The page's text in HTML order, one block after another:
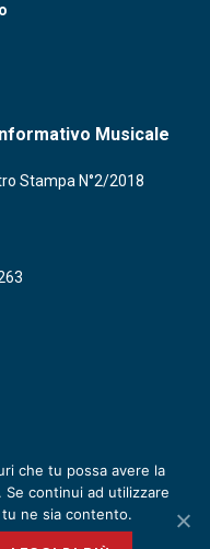
Musicale
Stampa N°2/2018
che tu possa avere la
continui ad utilizzare
ne sia contento.